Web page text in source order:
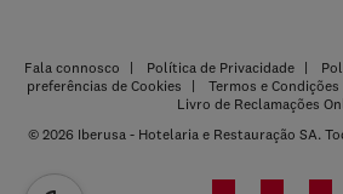
Fala connosco Política de Privacidade
preferências de Cookies
Termos e Condições
Livro de Reclamações
© 2026 Iberusa - Hotelaria e Restauração SA.